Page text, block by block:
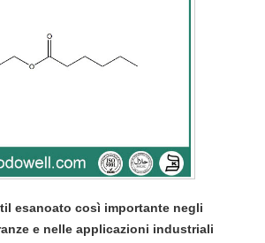
esanoato così importante negli
e nelle applicazioni industriali